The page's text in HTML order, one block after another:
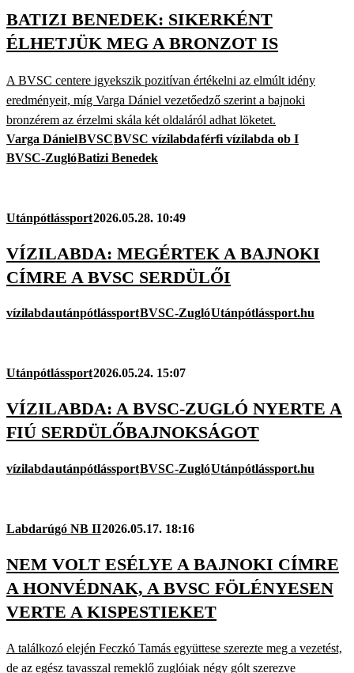
BATIZI BENEDEK: SIKERKÉNT
ÉLHETJÜK MEG A BRONZOT IS
A BVSC centere igyekszik pozitívan értékelni az elmúlt idény
eredményeit, míg Varga Dániel vezetőedző szerint a bajnoki
bronzérem az érzelmi skála két oldaláról adhat löketet.
Varga DánielBVSCBVSC vízilabdaférfi vízilabda ob I
BVSC-ZuglóBatizi Benedek
Utánpótlássport2026.05.28. 10:49
VÍZILABDA: MEGÉRTEK A BAJNOKI
CÍMRE A BVSC SERDÜLŐI
vízilabdautánpótlássportBVSC-ZuglóUtánpótlássport.hu
Utánpótlássport2026.05.24. 15:07
VÍZILABDA: A BVSC-ZUGLÓ NYERTE A
FIÚ SERDÜLŐBAJNOKSÁGOT
vízilabdautánpótlássportBVSC-ZuglóUtánpótlássport.hu
Labdarúgó NB II2026.05.17. 18:16
NEM VOLT ESÉLYE A BAJNOKI CÍMRE
A HONVÉDNAK, A BVSC FÖLÉNYESEN
VERTE A KISPESTIEKET
A találkozó elején Feczkó Tamás együttese szerezte meg a vezetést,
de az egész tavasszal remeklő zuglóiak négy gólt szerezve